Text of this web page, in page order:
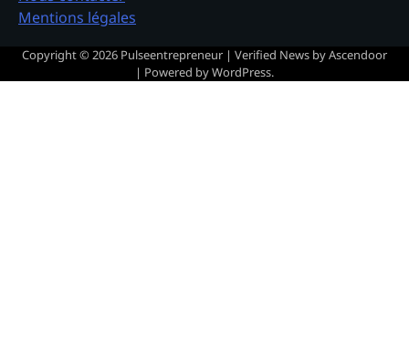
Mentions légales
Copyright © 2026 Pulseentrepreneur | Verified News byAscendoor
| Powered byWordPress.